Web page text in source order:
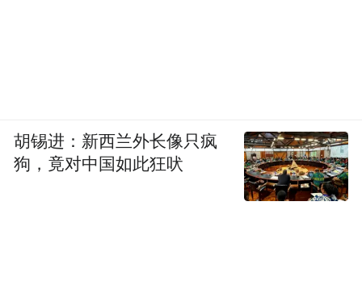
胡锡进：新西兰外长像只疯
狗，竟对中国如此狂吠